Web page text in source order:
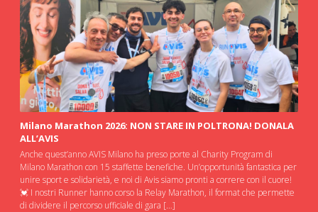
Milano Marathon 2026: NON STARE IN POLTRONA! DONALA
ALL’AVIS
Anche quest’anno AVIS Milano ha preso porte al Charity Program di
Milano Marathon con 15 staffette benefiche. Un’opportunità fantastica per
unire sport e solidarietà, e noi di Avis siamo pronti a correre con il cuore!
💓 I nostri Runner hanno corso la Relay Marathon, il format che permette
di dividere il percorso ufficiale di gara […]